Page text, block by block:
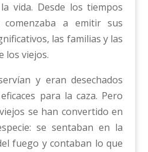
vida. Desde los tiempos
a emitir sus
las familias y las
los viejos.
y eran desechados
para la caza. Pero
se han convertido en
se sentaban en la
fuego y contaban lo que